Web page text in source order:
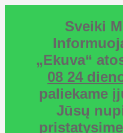
Sveiki
„Ekuva“
08 24
paliekame
Jūsų